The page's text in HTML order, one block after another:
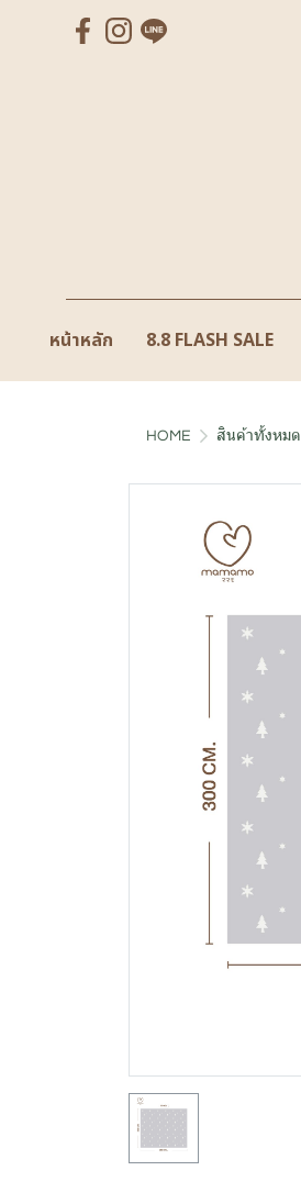
หน้าหลัก 8.8 FLASH SALE
HOME สินค้าทั้งหมด